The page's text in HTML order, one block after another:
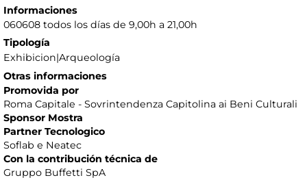
Informaciones
060608 todos los días de 9,00h a 21,00h
Tipología
Exhibicion|Arqueología
Otras informaciones
Promovida por
Roma Capitale - Sovrintendenza Capitolina ai Beni Culturali
Sponsor Mostra
Partner Tecnologico
Soflab e Neatec
Con la contribución técnica de
Gruppo Buffetti SpA